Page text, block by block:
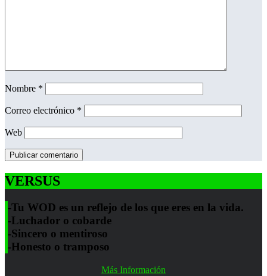
Nombre *
Correo electrónico *
Web
VERSUS
-Tu WOD es un reflejo de los que eres en la vida.
-Luchador o cobarde
-Sincero o mentiroso
-Honesto o tramposo
Más Información